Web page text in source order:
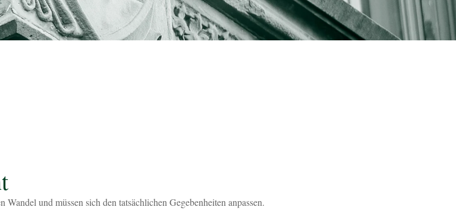
und müssen sich den tatsächlichen Gegebenheiten anpassen.